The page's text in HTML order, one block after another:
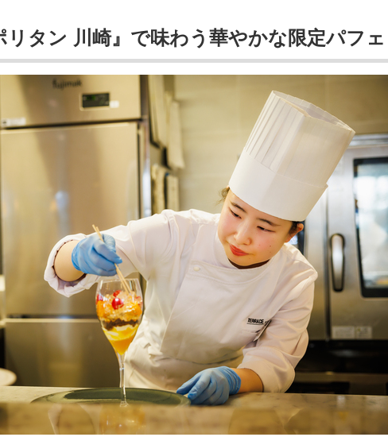
リタン 川崎』で味わう華やかな限定パフェ